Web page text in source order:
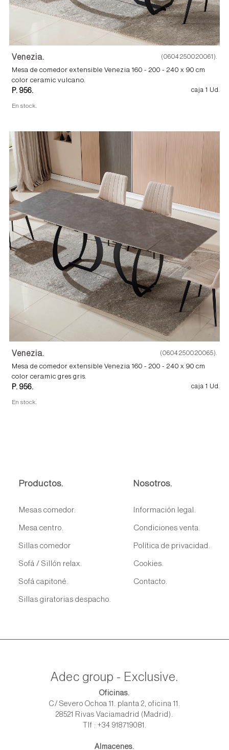
Venezia. (0604250020061).
Mesa de comedor extensible Venezia 160 - 200 - 240 x 90 cm
color ceramic vulcano.
P. 956. caja 1 Ud.
En stock.
Venezia. (0604250020065).
Mesa de comedor extensible Venezia 160 - 200 - 240 x 90 cm
color ceramic gres gris.
P. 956. caja 1 Ud.
En stock.
Productos.
Mesas comedor.
Mesa centro.
Sillas comedor
Sofá / Sillón relax.
Sofá capitoné.
Sillas giratorias despacho.
Nosotros.
Información legal.
Condiciones venta.
Política de privacidad.
Cookies.
Contacto.
Adec group - Exclusive.
Oficinas.
C/ Severo Ochoa 11. planta 2, oficina 11.
28521 Rivas Vaciamadrid (Madrid).
Tlf : +34 918719081.
Almacenes.